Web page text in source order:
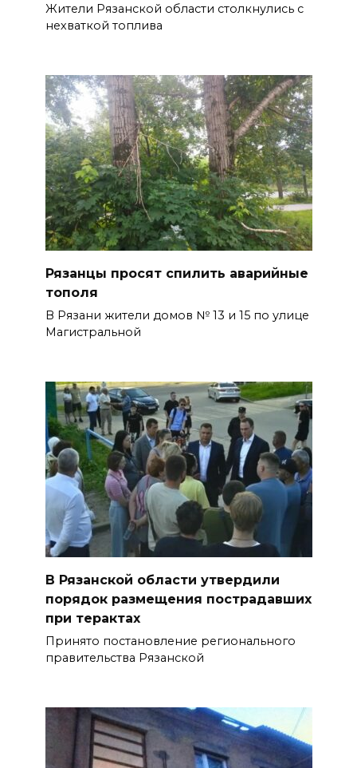
Жители Рязанской области столкнулись с
нехваткой топлива
Рязанцы просят спилить аварийные
тополя
В Рязани жители домов № 13 и 15 по улице
Магистральной
В Рязанской области утвердили
порядок размещения пострадавших
при терактах
Принято постановление регионального
правительства Рязанской